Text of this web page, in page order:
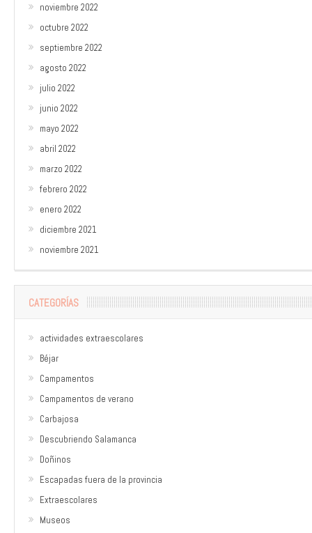
noviembre 2022
octubre 2022
septiembre 2022
agosto 2022
julio 2022
junio 2022
mayo 2022
abril 2022
marzo 2022
febrero 2022
enero 2022
diciembre 2021
noviembre 2021
CATEGORÍAS
actividades extraescolares
Béjar
Campamentos
Campamentos de verano
Carbajosa
Descubriendo Salamanca
Doñinos
Escapadas fuera de la provincia
Extraescolares
Museos